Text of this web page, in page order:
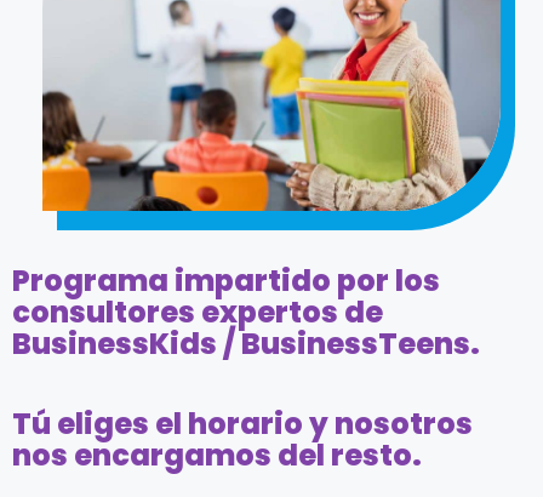
Programa impartido por los
consultores expertos de
BusinessKids / BusinessTeens.
Tú eliges el horario y nosotros
nos encargamos del resto.